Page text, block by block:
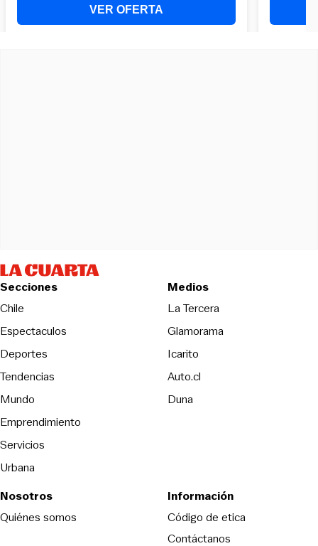
Secciones
Chile
Espectaculos
Deportes
Tendencias
Mundo
Emprendimiento
Servicios
Urbana
Medios
La TerceraOpens in new
Glamorama
Icarito
Auto.cl
DunaOpens in new window
Nosotros
Quiénes somos
Información
Código de eticaOpens in new
Contáctanos